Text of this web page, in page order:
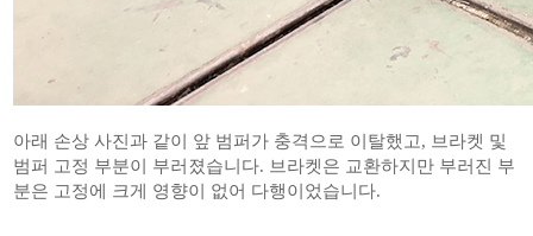
아래 손상 사진과 같이 앞 범퍼가 충격으로 이탈했고, 브라켓 및
범퍼 고정 부분이 부러졌습니다. 브라켓은 교환하지만 부러진 부
분은 고정에 크게 영향이 없어 다행이었습니다.